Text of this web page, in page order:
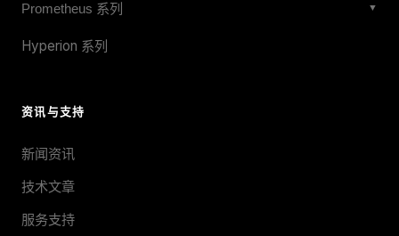
WVCM4 Series
Prometheus 系列 ▼
Prometheus 27mm Wide-Angle
Prometheus 20mm
Hyperion 系列
资讯与支持
新闻资讯
技术文章
服务支持